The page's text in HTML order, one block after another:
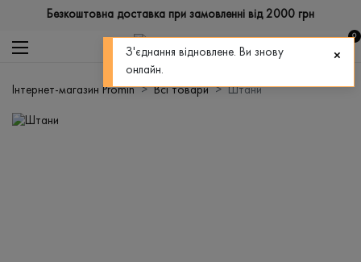
Безкоштовна доставка при замовленні від 2000 грн
0
Інтернет-магазин Promin Всі товари Штани
З'єднання відновлене. Ви знову
онлайн.